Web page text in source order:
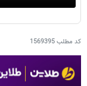
کد مطلب1569395